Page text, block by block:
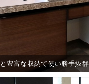
豊富な収納で使い勝手抜群